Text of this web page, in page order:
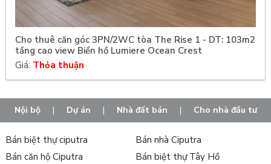
Cho thuê căn góc 3PN/2WC tòa The Rise 1 - DT: 103m2
tầng cao view Biển hồ Lumiere Ocean Crest
Giá: Thỏa thuận
Nội bộ | Dự án | Nhà đất bán | Cho nhà đầu tư
Bán biệt thự ciputra
Bán nhà Ciputra
Bán căn hộ Ciputra
Bán biệt thự Tây Hồ